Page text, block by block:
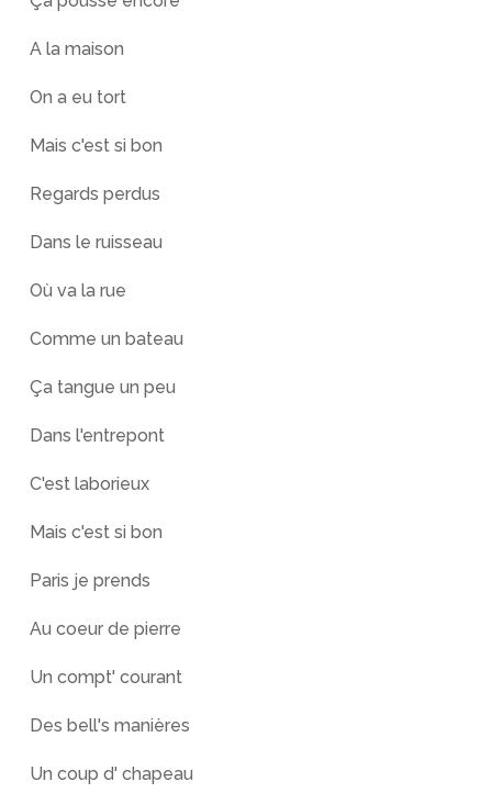
A la maison
On a eu tort
Mais c'est si bon
Regards perdus
Dans le ruisseau
Où va la rue
Comme un bateau
Ça tangue un peu
Dans l'entrepont
C'est laborieux
Mais c'est si bon
Paris je prends
Au coeur de pierre
Un compt' courant
Des bell's manières
Un coup d' chapeau